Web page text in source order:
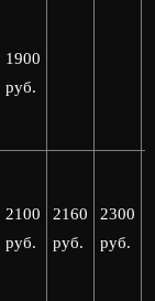
1900
руб.
2100
руб.
2160
руб.
2300
руб.